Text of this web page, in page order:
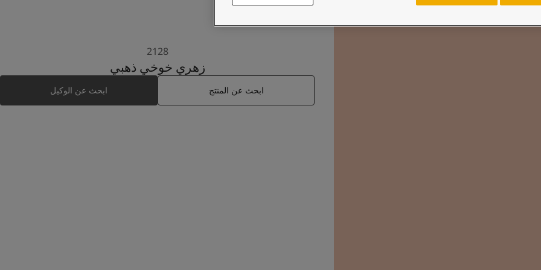
2128
زهري خوخي ذهبي
ابحث عن المنتج ابحث عن الوكيل